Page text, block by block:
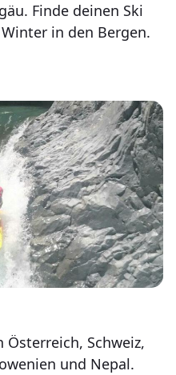
Finde deinen Ski
in den Bergen.
Schweiz,
und Nepal.